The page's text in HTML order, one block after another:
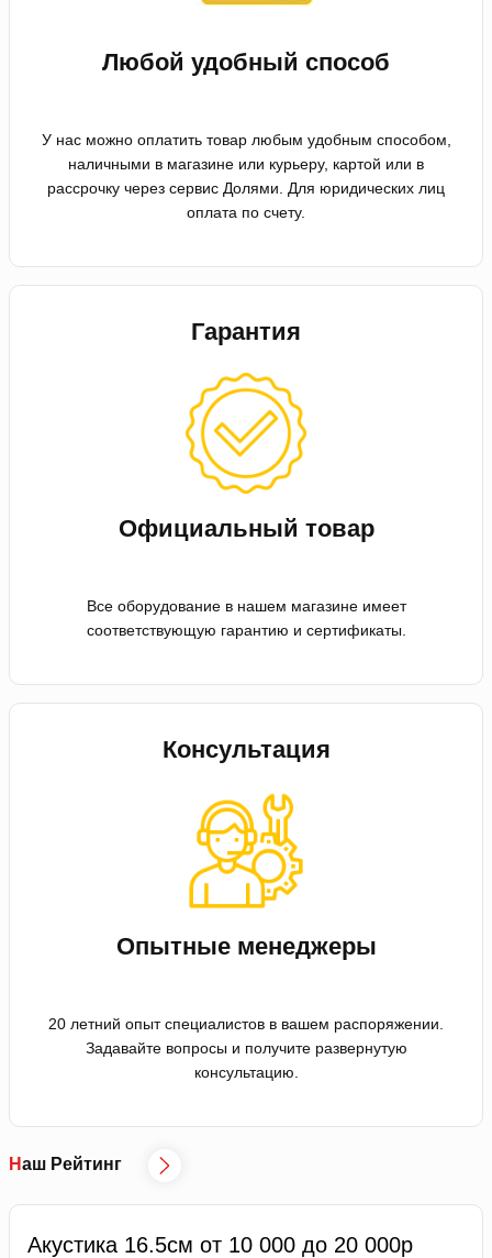
Любой удобный способ
У нас можно оплатить товар любым удобным способом,
наличными в магазине или курьеру, картой или в
рассрочку через сервис Долями. Для юридических лиц
оплата по счету.
Гарантия
Официальный товар
Все оборудование в нашем магазине имеет
соответствующую гарантию и сертификаты.
Консультация
Опытные менеджеры
20 летний опыт специалистов в вашем распоряжении.
Задавайте вопросы и получите развернутую
консультацию.
Наш Рейтинг
Акустика 16.5см от 10 000 до 20 000р